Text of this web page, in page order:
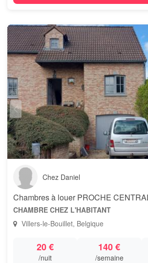
Chez Daniel
CHAMBRE CHEZ L'HABITANT
Villers-le-Bouillet, Belgique
20 €
/nuit
140 €
/semaine